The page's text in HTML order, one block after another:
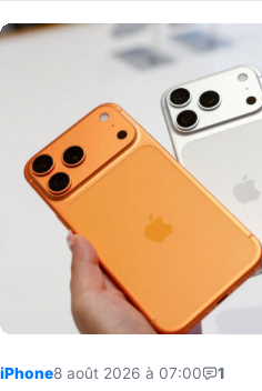
iPhone8 août 2026 à 07:00 1